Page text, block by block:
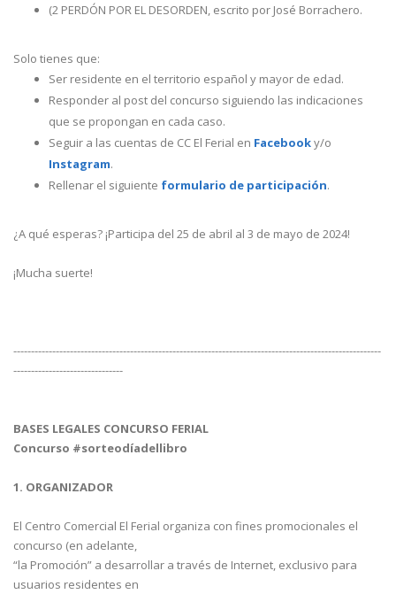
(2 PERDÓN POR EL DESORDEN, escrito por José Borrachero.
Solo tienes que:
Ser residente en el territorio español y mayor de edad.
Responder al post del concurso siguiendo las indicaciones
que se propongan en cada caso.
Seguir a las cuentas de CC El Ferial en Facebooky/o
Instagram.
Rellenar el siguiente formulario de participación.
¿A qué esperas? ¡Participa del 25 de abril al 3 de mayo de 2024!
¡Mucha suerte!
--------------------------------------------------------------------------------------------------------
-------------------------------
BASES LEGALES CONCURSO FERIAL
Concurso #sorteodíadellibro
1. ORGANIZADOR
El Centro Comercial El Ferial organiza con fines promocionales el
concurso (en adelante,
“la Promoción” a desarrollar a través de Internet, exclusivo para
usuarios residentes en